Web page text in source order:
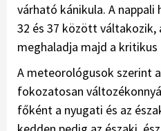
várható kánikula. A
32 és 37 között váltakozik,
meghaladja majd a kritikus
A meteorológusok szerint
fokozatosan
főként a nyugati és az